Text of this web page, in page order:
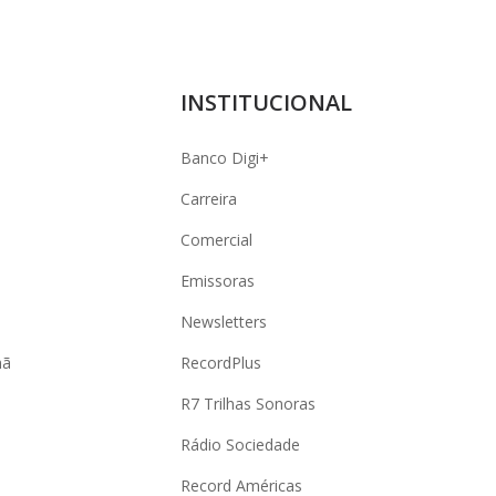
INSTITUCIONAL
Banco Digi+
Carreira
Comercial
Emissoras
Newsletters
RecordPlus
R7 Trilhas Sonoras
Rádio Sociedade
Record Américas